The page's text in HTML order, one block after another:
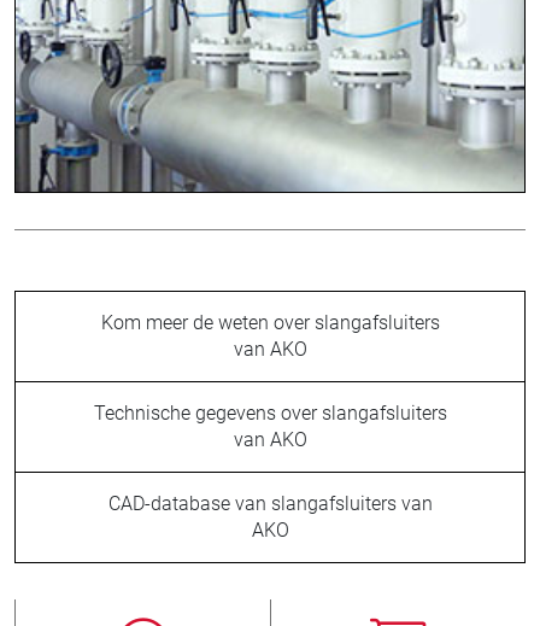
Kom meer de weten over slangafsluiters
van AKO
Technische gegevens over slangafsluiters
van AKO
CAD-database van slangafsluiters van
AKO